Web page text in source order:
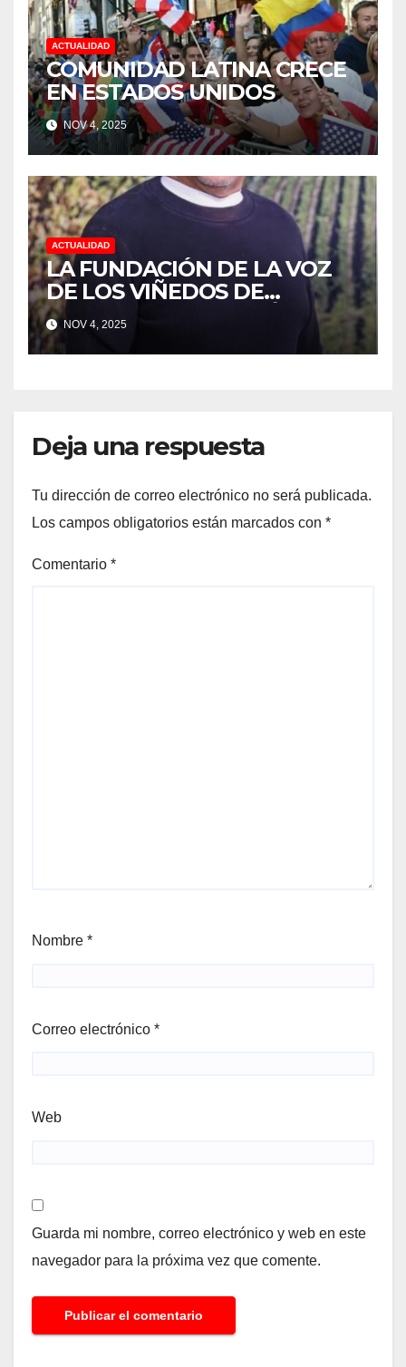
UVAS
ACTUALIDAD
COMUNIDAD LATINA CRECE
EN ESTADOS UNIDOS
NOV 4, 2025
ACTUALIDAD
LA FUNDACIÓN DE LA VOZ
DE LOS VIÑEDOS DE
SONOMA RECONOCIÓ A
CUATRO “ EMPLEADOS DEL
MES” POR SU LIDERAZGO Y
NOV 4, 2025
Deja una respuesta
Tu dirección de correo electrónico no será publicada.
Los campos obligatorios están marcados con *
Comentario *
Nombre *
Correo electrónico *
Web
Guarda mi nombre, correo electrónico y web en este
navegador para la próxima vez que comente.